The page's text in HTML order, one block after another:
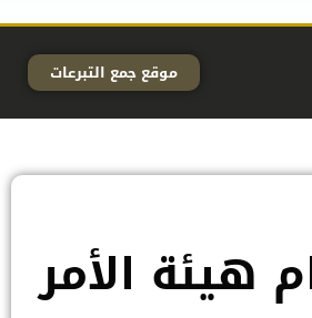
موقع جمع التبرعات
هيئة الأمر